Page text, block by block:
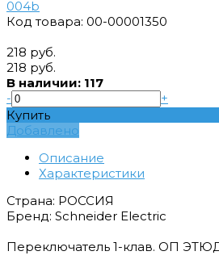
Код товара: 00-00001350
218 руб.
218 руб.
В наличии: 117
-
+
Купить
Добавлено
Описание
Характеристики
Страна: РОССИЯ
Бренд: Schneider Electric
Переключатель 1-клав. ОП